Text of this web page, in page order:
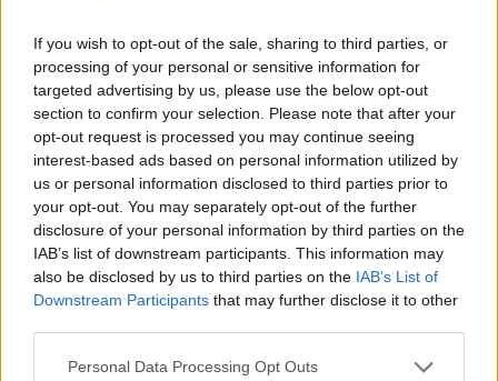
If you wish to opt-out of the sale, sharing to third parties, or
processing of your personal or sensitive information for
targeted advertising by us, please use the below opt-out
section to confirm your selection. Please note that after your
opt-out request is processed you may continue seeing
interest-based ads based on personal information utilized by
us or personal information disclosed to third parties prior to
your opt-out. You may separately opt-out of the further
disclosure of your personal information by third parties on the
IAB’s list of downstream participants. This information may
also be disclosed by us to third parties on the IAB’s List of
Downstream Participants that may further disclose it to other
Please note that this website/app uses one or more Google
Personal Data Processing Opt Outs